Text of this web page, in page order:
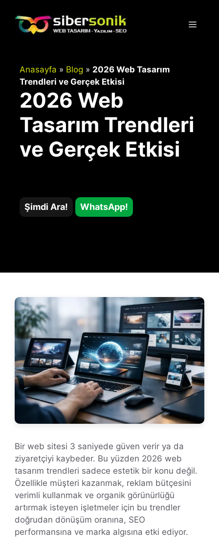
Menü
Anasayfa » Blog » 2026 Web Tasarım
Trendleri ve Gerçek Etkisi
2026 Web
Tasarım Trendleri
ve Gerçek Etkisi
Şimdi Ara! WhatsApp!
Bir web sitesi 3 saniyede güven verir ya da
ziyaretçiyi kaybeder. Bu yüzden 2026 web
tasarım trendleri sadece estetik bir konu değil.
Özellikle müşteri kazanmak, reklam bütçesini
verimli kullanmak ve organik görünürlüğü
artırmak isteyen işletmeler için bu trendler
doğrudan dönüşüm oranına, SEO
performansına ve marka algısına etki ediyor.